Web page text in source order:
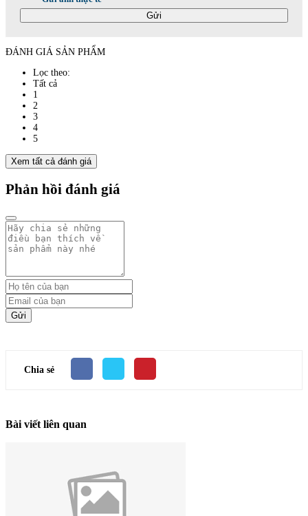
Gửi
ĐÁNH GIÁ SẢN PHẨM
Lọc theo:
Tất cả
1
2
3
4
5
Xem tất cả đánh giá
Phản hồi đánh giá
Gửi
Chia sẻ
Bài viết liên quan